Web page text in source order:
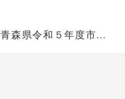
青森県令和５年度市町村ＤＸ加速化推進